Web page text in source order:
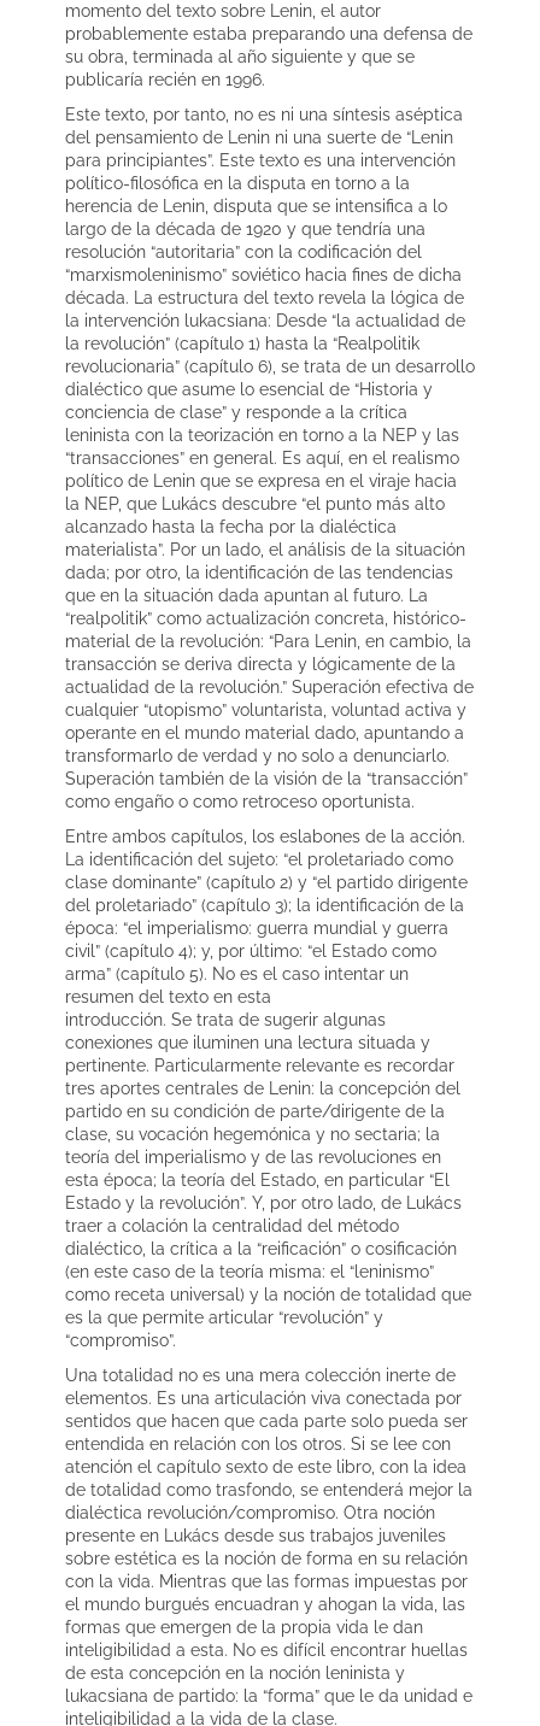
momento del texto sobre Lenin, el autor
probablemente estaba preparando una defensa de
su obra, terminada al año siguiente y que se
publicaría recién en 1996.
Este texto, por tanto, no es ni una síntesis aséptica
del pensamiento de Lenin ni una suerte de “Lenin
para principiantes”. Este texto es una intervención
político-filosófica en la disputa en torno a la
herencia de Lenin, disputa que se intensifica a lo
largo de la década de 1920 y que tendría una
resolución “autoritaria” con la codificación del
“marxismoleninismo” soviético hacia fines de dicha
década. La estructura del texto revela la lógica de
la intervención lukacsiana: Desde “la actualidad de
la revolución” (capítulo 1) hasta la “Realpolitik
revolucionaria” (capítulo 6), se trata de un desarrollo
dialéctico que asume lo esencial de “Historia y
conciencia de clase” y responde a la crítica
leninista con la teorización en torno a la NEP y las
“transacciones” en general. Es aquí, en el realismo
político de Lenin que se expresa en el viraje hacia
la NEP, que Lukács descubre “el punto más alto
alcanzado hasta la fecha por la dialéctica
materialista”. Por un lado, el análisis de la situación
dada; por otro, la identificación de las tendencias
que en la situación dada apuntan al futuro. La
“realpolitik” como actualización concreta, histórico-
material de la revolución: “Para Lenin, en cambio, la
transacción se deriva directa y lógicamente de la
actualidad de la revolución.” Superación efectiva de
cualquier “utopismo” voluntarista, voluntad activa y
operante en el mundo material dado, apuntando a
transformarlo de verdad y no solo a denunciarlo.
Superación también de la visión de la “transacción”
como engaño o como retroceso oportunista.
Entre ambos capítulos, los eslabones de la acción.
La identificación del sujeto: “el proletariado como
clase dominante” (capítulo 2) y “el partido dirigente
del proletariado” (capítulo 3); la identificación de la
época: “el imperialismo: guerra mundial y guerra
civil” (capítulo 4); y, por último: “el Estado como
arma” (capítulo 5). No es el caso intentar un
resumen del texto en esta
introducción. Se trata de sugerir algunas
conexiones que iluminen una lectura situada y
pertinente. Particularmente relevante es recordar
tres aportes centrales de Lenin: la concepción del
partido en su condición de parte/dirigente de la
clase, su vocación hegemónica y no sectaria; la
teoría del imperialismo y de las revoluciones en
esta época; la teoría del Estado, en particular “El
Estado y la revolución”. Y, por otro lado, de Lukács
traer a colación la centralidad del método
dialéctico, la crítica a la “reificación” o cosificación
(en este caso de la teoría misma: el “leninismo”
como receta universal) y la noción de totalidad que
es la que permite articular “revolución” y
“compromiso”.
Una totalidad no es una mera colección inerte de
elementos. Es una articulación viva conectada por
sentidos que hacen que cada parte solo pueda ser
entendida en relación con los otros. Si se lee con
atención el capítulo sexto de este libro, con la idea
de totalidad como trasfondo, se entenderá mejor la
dialéctica revolución/compromiso. Otra noción
presente en Lukács desde sus trabajos juveniles
sobre estética es la noción de forma en su relación
con la vida. Mientras que las formas impuestas por
el mundo burgués encuadran y ahogan la vida, las
formas que emergen de la propia vida le dan
inteligibilidad a esta. No es difícil encontrar huellas
de esta concepción en la noción leninista y
lukacsiana de partido: la “forma” que le da unidad e
inteligibilidad a la vida de la clase.